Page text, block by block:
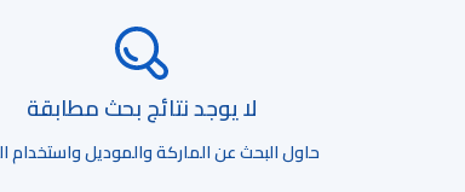
لا يوجد نتائج بحث مطابقة
حاول البحث عن الماركة والموديل واستخدام